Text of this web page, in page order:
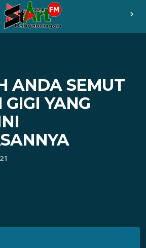
chevron_right
ANDA SEMUT
YANG